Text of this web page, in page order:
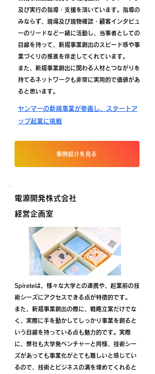
及び実行の指導・支援を頂いています。指導の
みならず、現場及び現物確認・顧客インタビュ
ーのリードなど一緒に活動し、当事者としての
目線を持って、新規事業創出のスピード感や事
業づくりの推進を伴走してくれています。
また、新規事業創出に関わる人材とつながりを
持てるネットワークも非常に実用的で価値があ
ると思います。
ヤンマーの新規事業が参画し、スタートア
ップ起業に挑戦
事例紹介を見る
電源開発株式会社
​経営企画室
Spireteは、様々な大学との連携や、起業前の技
術シーズにアクセスできる点が特徴的です。
また、新規事業創出の際に、戦略立案だけでな
く、実際に手を動かしてしっかり事業を創ると
いう目線を持っている点も魅力的です。実際
に、弊社も大学発ベンチャーと同様、技術シー
ズがあっても事業化がとても難しいと感じてい
るので、技術とビジネスの溝を埋めてくれると